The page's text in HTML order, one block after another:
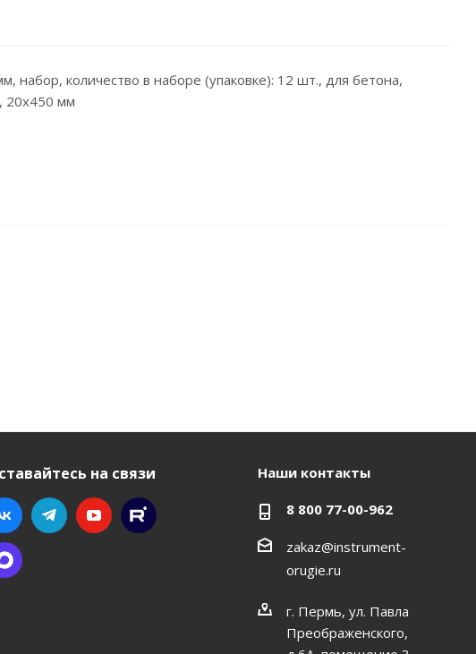
набор, количество в наборе (упаковке): 12 шт., для бетона,
20х450 мм
на связи Наши контакты
8 800 77-00-962
zakaz@instrument-
orugie.ru
г. Пермь, ул. Павла
Преображенского,